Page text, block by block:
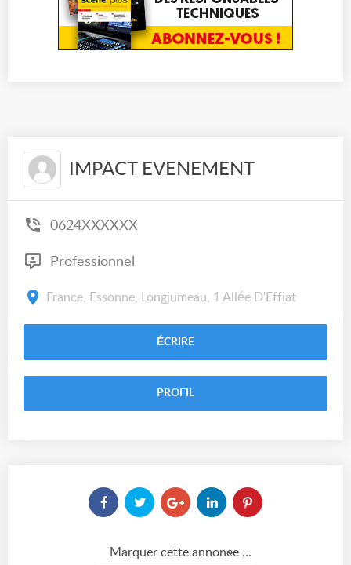
IMPACT EVENEMENT
0624XXXXXX
Professionnel
France, Essonne, Longjumeau, 1 Allée D'Effiat
ÉCRIRE
PROFIL
Marquer cette annonce comme...